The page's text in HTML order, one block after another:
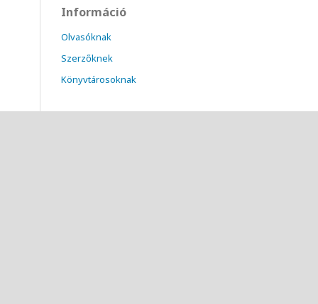
Információ
Olvasóknak
Szerzőknek
Könyvtárosoknak